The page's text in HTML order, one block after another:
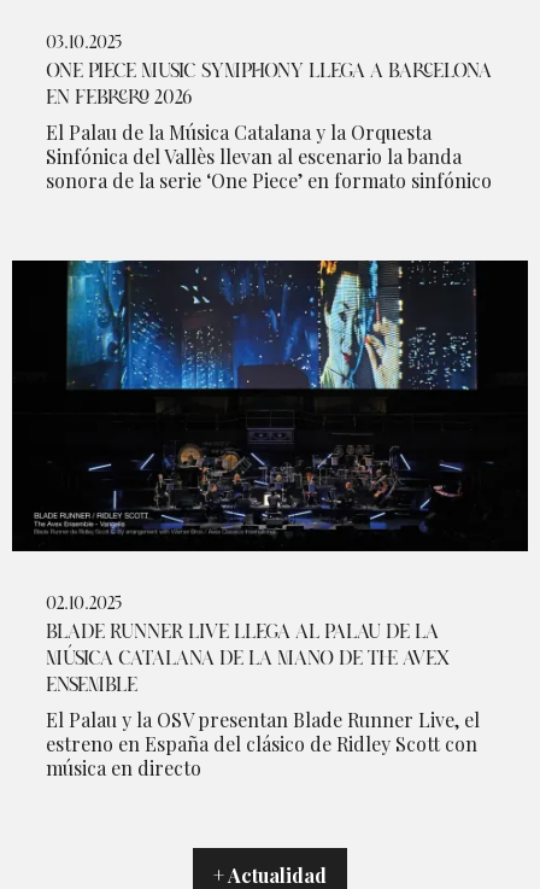
03.10.2025
ONE PIECE MUSIC SYMPHONY LLEGA A BARCELONA
EN FEBRERO 2026
El Palau de la Música Catalana y la Orquesta
Sinfónica del Vallès llevan al escenario la banda
sonora de la serie ‘One Piece’ en formato sinfónico
02.10.2025
BLADE RUNNER LIVE LLEGA AL PALAU DE LA
MÚSICA CATALANA DE LA MANO DE THE AVEX
ENSEMBLE
El Palau y la OSV presentan Blade Runner Live, el
estreno en España del clásico de Ridley Scott con
música en directo
+ Actualidad